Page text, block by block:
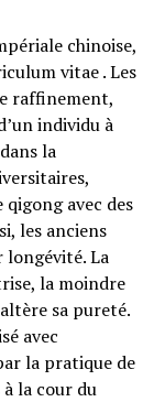
chinoise,
vitae . Les
raffinement,
individu à
la
avec des
les anciens
La
la moindre
sa pureté.
avec
la pratique de
la cour du